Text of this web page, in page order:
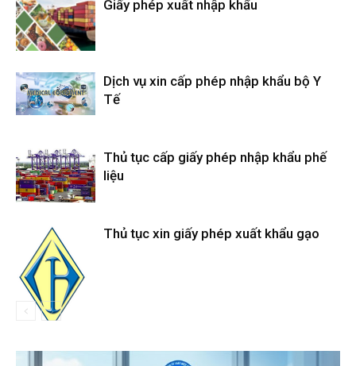
Giấy phép xuất nhập khẩu
Dịch vụ xin cấp phép nhập khẩu bộ Y
Tế
Thủ tục cấp giấy phép nhập khẩu phế
liệu
Thủ tục xin giấy phép xuất khẩu gạo